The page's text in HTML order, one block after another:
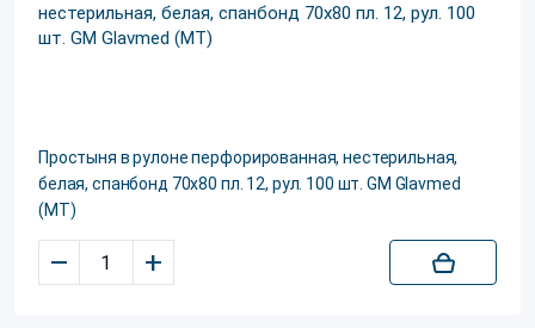
Простыня в рулоне перфорированная, нестерильная,
белая, спанбонд 70х80 пл. 12, рул. 100 шт. GM Glavmed
(МТ)
– +